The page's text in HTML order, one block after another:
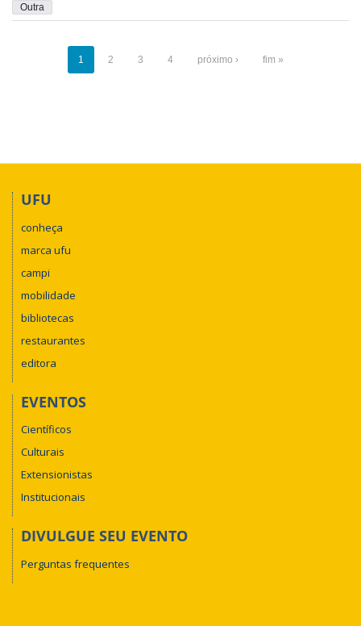
Outra
1 2 3 4 próximo › fim »
UFU
conheça
marca ufu
campi
mobilidade
bibliotecas
restaurantes
editora
EVENTOS
Científicos
Culturais
Extensionistas
Institucionais
DIVULGUE SEU EVENTO
Perguntas frequentes